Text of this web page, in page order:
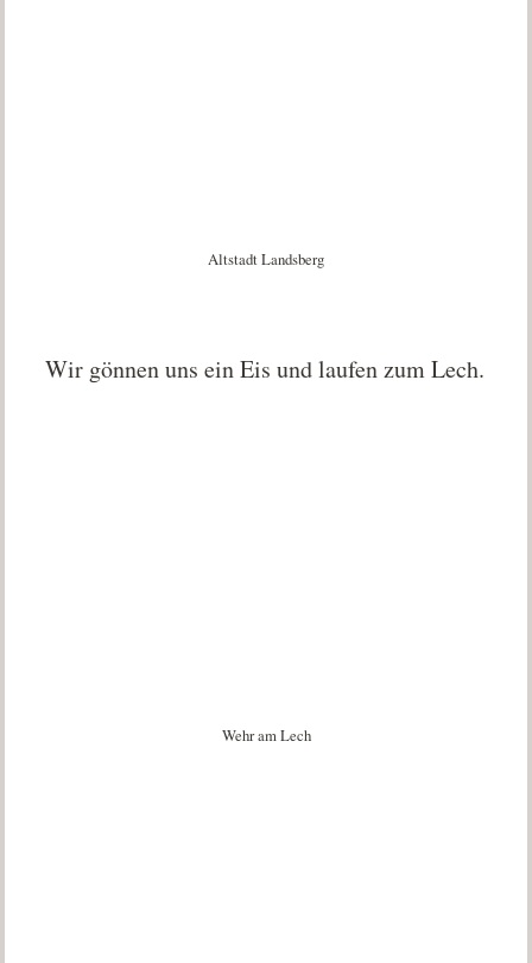
Altstadt Landsberg
Wir gönnen uns ein Eis und laufen zum Lech.
Wehr am Lech